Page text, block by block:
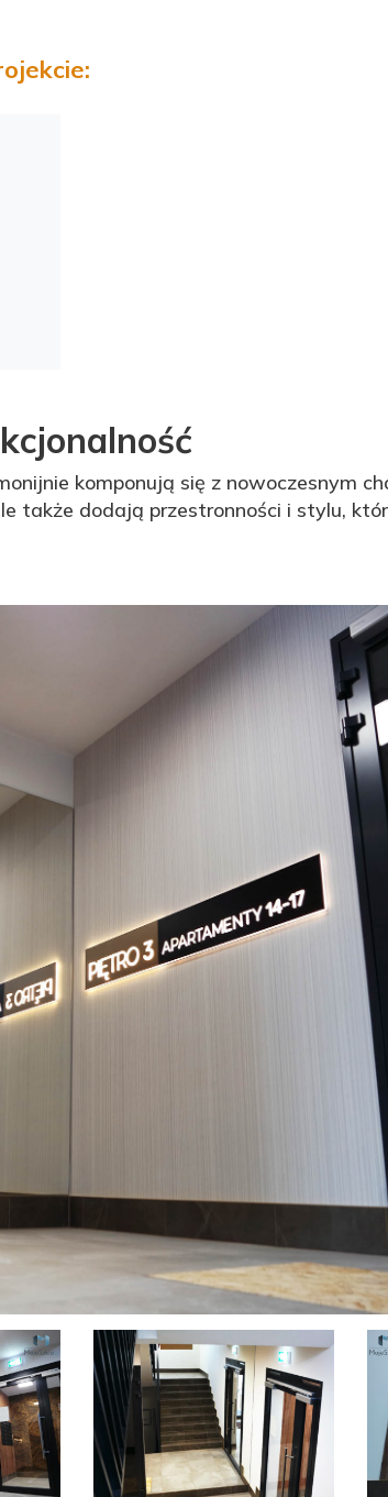
komponują się z nowoczesnym
także dodają przestronności i stylu,